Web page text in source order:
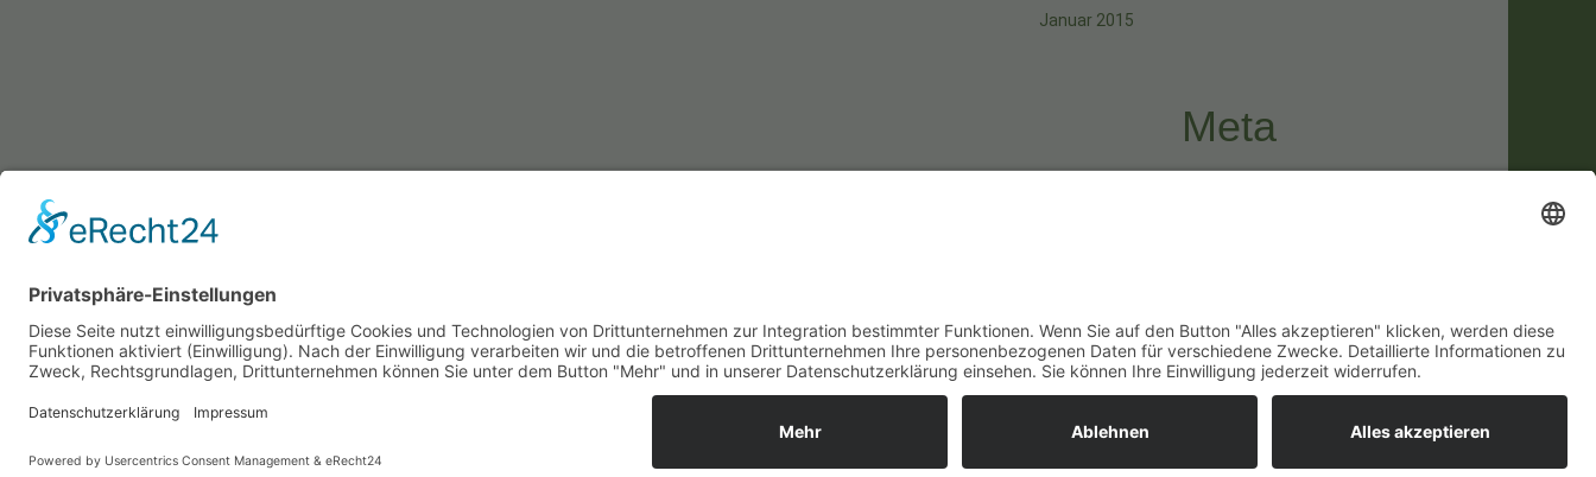
Januar 2015
Meta
Start Aktuell Fotos
Datenschutzerklärung
Cookie-Einstellungen